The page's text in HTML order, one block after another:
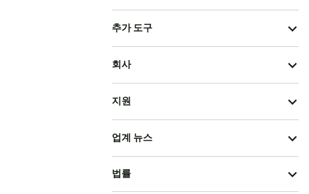
추가 도구
회사
지원
업계 뉴스
법률